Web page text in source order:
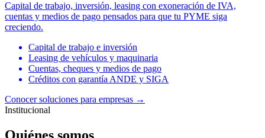
Capital de trabajo, inversión, leasing con exoneración de IVA,
cuentas y medios de pago pensados para que tu PYME siga
creciendo.
Capital de trabajo e inversión
Leasing de vehículos y maquinaria
Cuentas, cheques y medios de pago
Créditos con garantía ANDE y SIGA
Conocer soluciones para empresas →
Institucional